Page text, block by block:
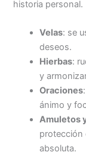
historia personal.
Velas: se
deseos.
Hierbas:
y
Oraciones
ánimo y
Amuletos
protección
absoluta.